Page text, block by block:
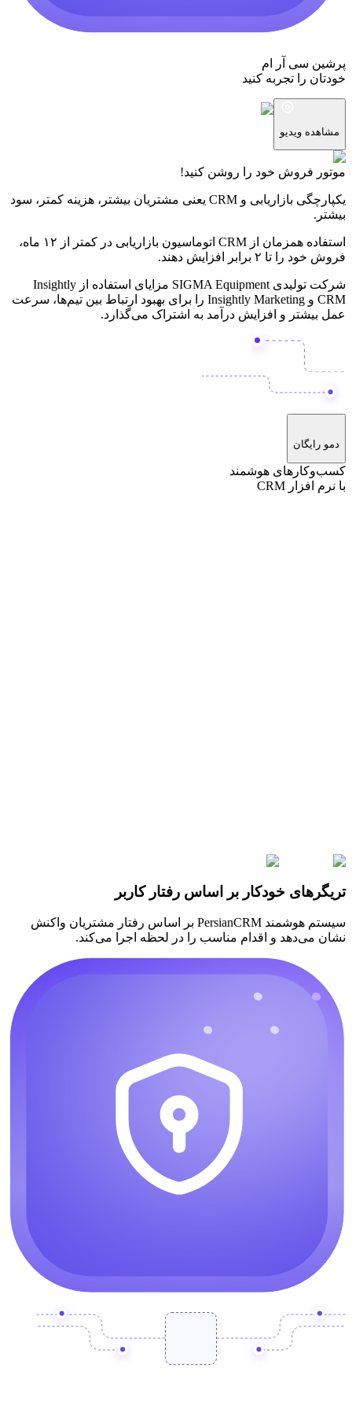
پرشین سی آر ام
خودتان را تجربه کنید
مشاهده ویدیو
موتور فروش خود را روشن کنید!
یکپارچگی بازاریابی و CRM یعنی مشتریان بیشتر، هزینه کمتر، سود
بیشتر.
استفاده همزمان از CRM اتوماسیون بازاریابی
در کمتر از ۱۲ ماه،
فروش خود را تا ۲ برابر افزایش دهند.
شرکت تولیدی SIGMA Equipment مزایای استفاده از Insightly
CRM و Insightly Marketing را برای بهبود ارتباط بین تیم‌ها، سرعت
عمل بیشتر و افزایش درآمد به اشتراک می‌گذارد.
دمو رایگان
کسب‌وکارهای هوشمند
با نرم افزار CRM
تریگرهای خودکار بر اساس رفتار کاربر
سیستم هوشمند PersianCRM بر اساس رفتار مشتریان واکنش
نشان می‌دهد و اقدام مناسب را در لحظه اجرا می‌کند.